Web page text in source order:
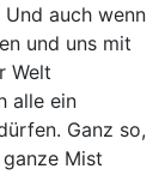
auch wenn
und uns mit
Welt
alle ein
Ganz so,
Mist